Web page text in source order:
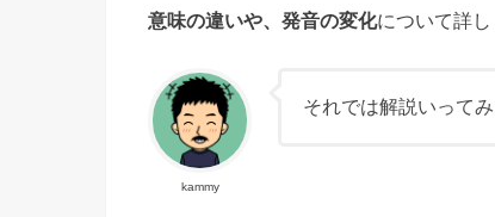
意味の違いや、発音の変化について詳し
kammy
それでは解説いってみ